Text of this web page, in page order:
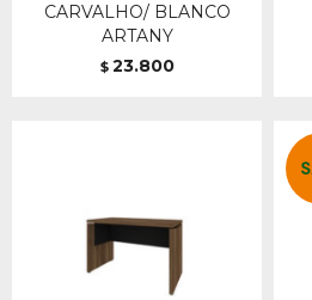
CARVALHO/ BLANCO
ARTANY
$ 23.800